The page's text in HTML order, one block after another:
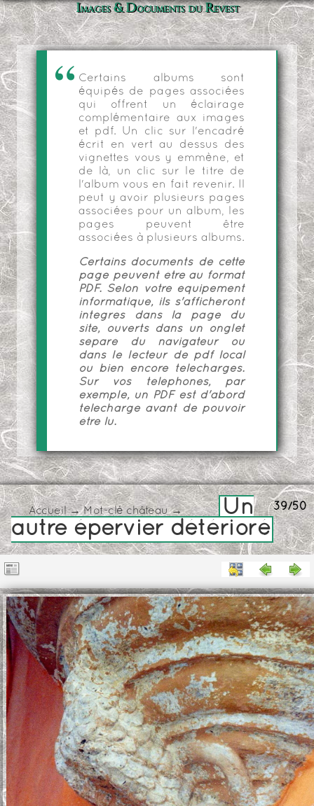
Images & Documents du Revest
Certains albums sont
équipés de pages associées
qui offrent un éclairage
complémentaire aux images
et pdf. Un clic sur l'encadré
écrit en vert au dessus des
vignettes vous y emmène, et
de là, un clic sur le titre de
l'album vous en fait revenir. Il
peut y avoir plusieurs pages
associées pour un album, les
pages peuvent être
associées à plusieurs albums.
Certains documents de cette
page peuvent être au format
PDF. Selon votre équipement
informatique, ils s'afficheront
intégrés dans la page du
site, ouverts dans un onglet
séparé du navigateur ou
dans le lecteur de pdf local
ou bien encore téléchargés.
Sur vos téléphones, par
exemple, un PDF est d'abord
téléchargé avant de pouvoir
être lu.
39/50
Accueil→Mot-clé château→
Un
autre épervier détérioré